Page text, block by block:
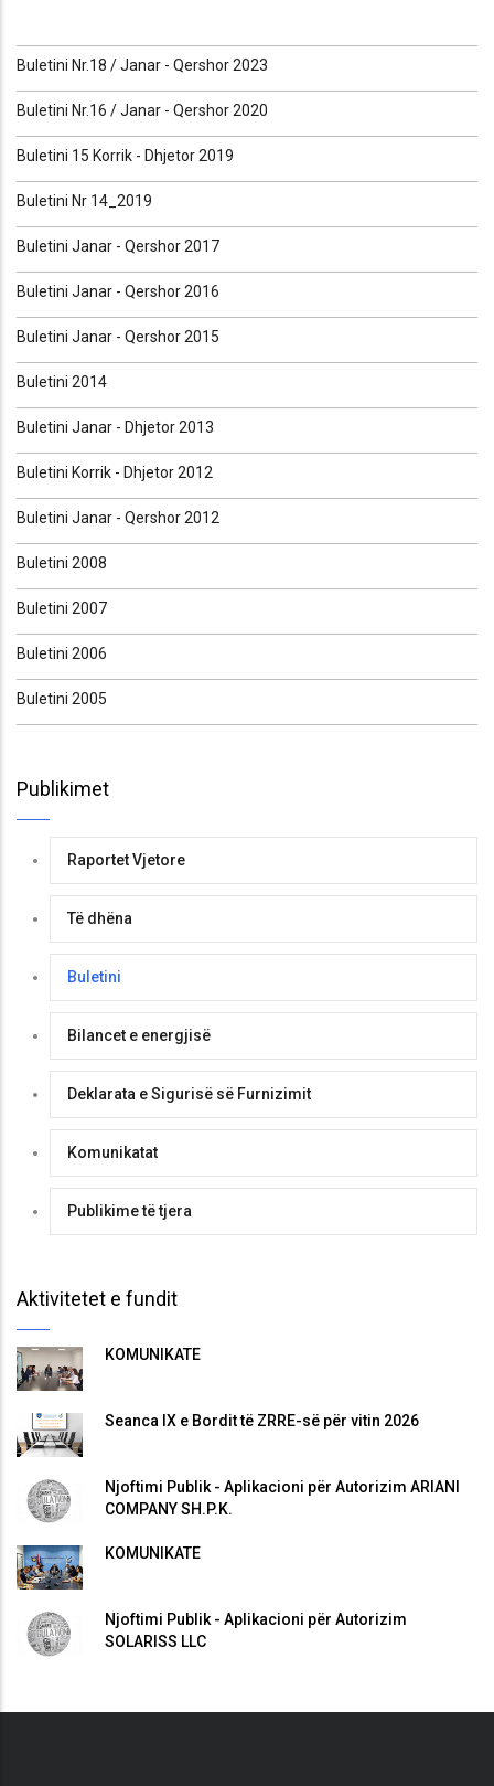
Buletini Nr.18 / Janar - Qershor 2023
Buletini Nr.16 / Janar - Qershor 2020
Buletini 15 Korrik - Dhjetor 2019
Buletini Nr 14_2019
Buletini Janar - Qershor 2017
Buletini Janar - Qershor 2016
Buletini Janar - Qershor 2015
Buletini 2014
Buletini Janar - Dhjetor 2013
Buletini Korrik - Dhjetor 2012
Buletini Janar - Qershor 2012
Buletini 2008
Buletini 2007
Buletini 2006
Buletini 2005
Publikimet
Raportet Vjetore
Të dhëna
Buletini
Bilancet e energjisë
Deklarata e Sigurisë së Furnizimit
Komunikatat
Publikime të tjera
Aktivitetet e fundit
KOMUNIKATË
Seanca IX e Bordit të ZRRE-së për vitin 2026
Njoftimi Publik - Aplikacioni për Autorizim ARIANI
COMPANY SH.P.K.
KOMUNIKATË
Njoftimi Publik - Aplikacioni për Autorizim
SOLARISS LLC